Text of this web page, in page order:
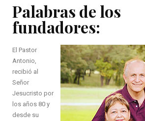
Palabras de los
fundadores:
El Pastor
Antonio,
recibió al
Señor
Jesucristo por
los años 80 y
desde su